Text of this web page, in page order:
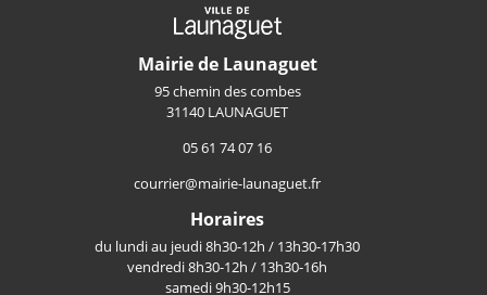
Mairie de Launaguet
95 chemin des combes
31140 LAUNAGUET
05 61 74 07 16
courrier@mairie-launaguet.fr
Horaires
du lundi au jeudi 8h30-12h / 13h30-17h30
vendredi 8h30-12h / 13h30-16h
samedi 9h30-12h15